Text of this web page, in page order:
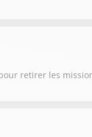
retirer les